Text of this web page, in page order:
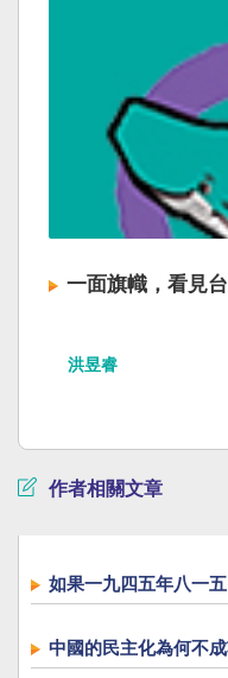
一面旗幟，看見
洪昱睿
作者相關文章
如果一九四五年八一
中國的民主化為何不成